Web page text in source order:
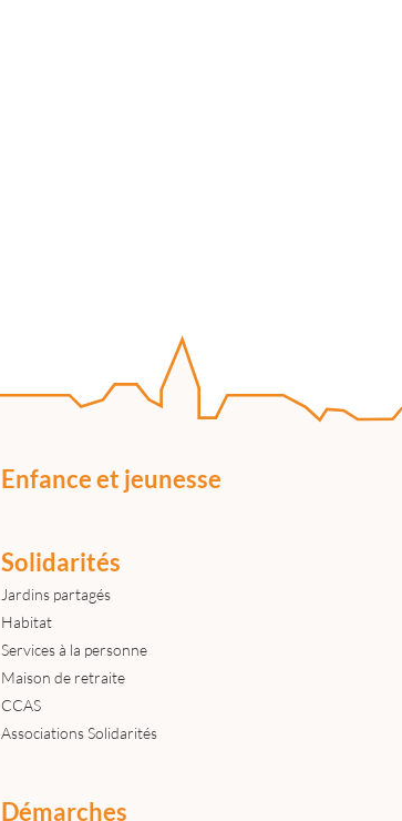
Enfance et jeunesse
Solidarités
Jardins partagés
Habitat
Services à la personne
Maison de retraite
CCAS
Associations Solidarités
Démarches